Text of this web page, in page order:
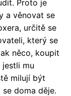
Proto je
a věnovat se
určitě se
který se
něco, koupit
mu
milují být
doma děje.